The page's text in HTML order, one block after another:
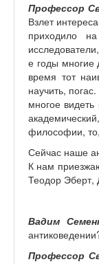
Профессор
Взлет
приходило
е годы многие
время тот
научить,
многое
философии, то,
Сейчас наше
К нам
Теодор Эберт,
Вадим
Профессор